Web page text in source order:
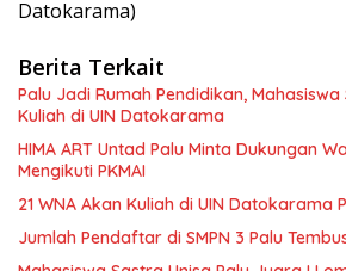
Datokarama)
Berita Terkait
Palu Jadi Rumah Pendidikan,
Kuliah di UIN Datokarama
HIMA ART Untad Palu Minta Dukungan
Mengikuti PKMAI
21 WNA Akan Kuliah di UIN Datokarama
Jumlah Pendaftar di SMPN 3 Palu